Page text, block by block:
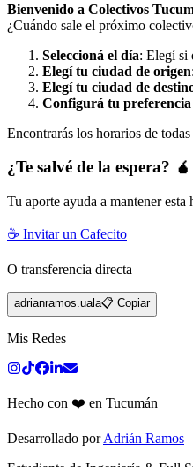
Bienvenido a Colectivos
¿Cuándo sale el próximo
Seleccioná el día: Elegí si
Elegí tu ciudad de origen
Elegí tu ciudad de
Configurá tu
Encontrarás los horarios de
¿Te salvé de la espera? 🧉
Tu aporte ayuda a mantener
☕ Invitar un Cafecito
O transferencia directa
adrianramos.uala📋 Copiar
Mis Redes
Hecho con ❤️ en Tucumán
Desarrollado porAdrián Ramos